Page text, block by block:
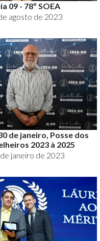
09 - 78º SOEA
agosto de 2023
de janeiro, Posse dos
2023 à 2025
janeiro de 2023